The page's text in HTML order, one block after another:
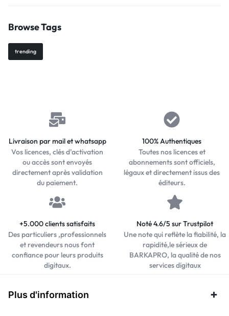
Browse Tags
trending
Livraison par mail et whatsapp
Vos licences, clés d’activation
ou accès sont envoyés
directement après validation
du paiement.
100% Authentiques
Toutes nos licences et
abonnements sont officiels,
légaux et directement issus des
éditeurs.
+5.000 clients satisfaits
Des particuliers ,professionnels
et revendeurs nous font
confiance pour leurs produits
digitaux.
Noté 4.6/5 sur Trustpilot
Une note qui reflète la fiabilité, la
rapidité,le sérieux de
BARKAPRO, la qualité de nos
services digitaux
Plus d'information